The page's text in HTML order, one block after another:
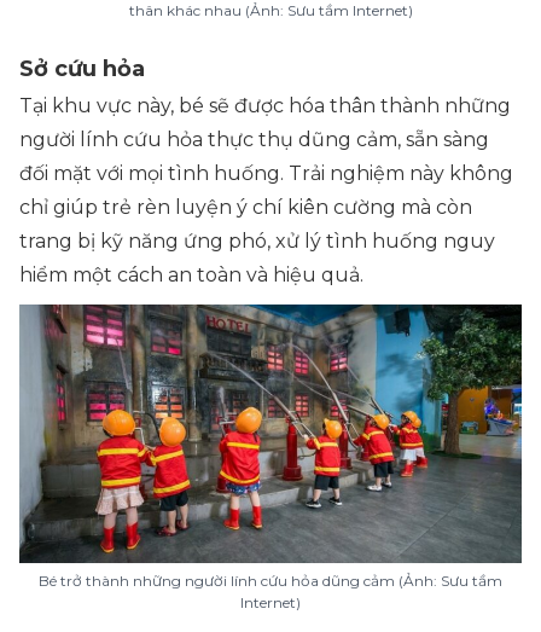
thân khác nhau (Ảnh: Sưu tầm Internet)
Sở cứu hỏa
Tại khu vực này, bé sẽ được hóa thân thành những
người lính cứu hỏa thực thụ dũng cảm, sẵn sàng
đối mặt với mọi tình huống. Trải nghiệm này không
chỉ giúp trẻ rèn luyện ý chí kiên cường mà còn
trang bị kỹ năng ứng phó, xử lý tình huống nguy
hiểm một cách an toàn và hiệu quả.
Bé trở thành những người lính cứu hỏa dũng cảm (Ảnh: Sưu tầm
Internet)